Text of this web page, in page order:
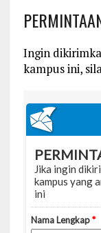
Ingin
kampus ini,